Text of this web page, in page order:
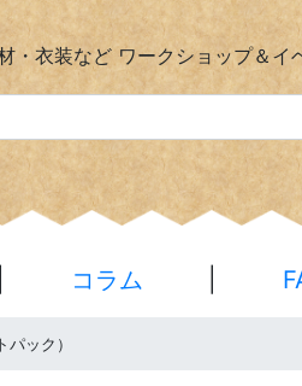
・衣装など ワークショップ＆イ
コラム
ック）